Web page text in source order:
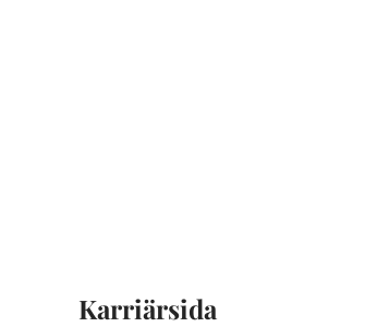
Karriärsida